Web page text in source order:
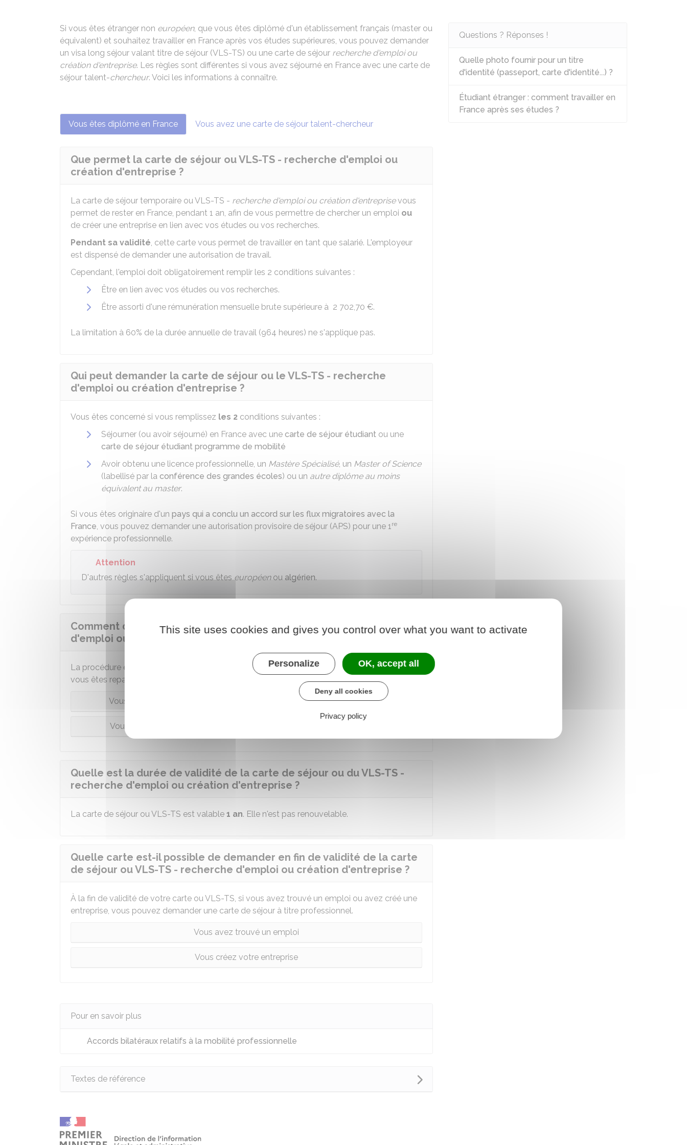
Si vous êtes étranger non européen, que vous êtes diplômé d'un établissement français (master ou
équivalent) et souhaitez travailler en France après vos études supérieures, vous pouvez demander
un visa long séjour valant titre de séjour (VLS-TS) ou une carte de séjour recherche d'emploi ou
création d'entreprise. Les règles sont différentes si vous avez séjourné en France avec une carte de
séjour talent-chercheur. Voici les informations à connaître.
Vous êtes diplômé en France Vous avez une carte de séjour talent-chercheur
Que permet la carte de séjour ou VLS-TS - recherche d'emploi ou
création d'entreprise ?
La carte de séjour temporaire ou VLS-TS - recherche d'emploi ou création d'entreprisevous
permet de rester en France, pendant 1 an, afin de vous permettre de chercher un emploi ou
de créer une entreprise en lien avec vos études ou vos recherches.
Pendant sa validité, cette carte vous permet de travailler en tant que salarié. L'employeur
est dispensé de demander une autorisation de travail.
Cependant, l'emploi doit obligatoirement remplir les 2 conditions suivantes :
Être en lien avec vos études ou vos recherches.
Être assorti d'une rémunération mensuelle brute supérieure à 2 702,70 €.
La limitation à 60% de la durée annuelle de travail (964 heures) ne s'applique pas.
Qui peut demander la carte de séjour ou le VLS-TS - recherche
d'emploi ou création d'entreprise ?
Vous êtes concerné si vous remplissez les 2 conditions suivantes :
Séjourner (ou avoir séjourné) en France avec une carte de séjour étudiant ou une
carte de séjour étudiant programme de mobilité
Avoir obtenu une licence professionnelle, un Mastère Spécialisé, un Master of Science
(labellisé par la conférence des grandes écoles) ou un autre diplôme au moins
équivalent au master.
Si vous êtes originaire d'un pays qui a conclu un accord sur les flux migratoires avec la
France, vous pouvez demander une autorisation provisoire de séjour (APS) pour une 1re
expérience professionnelle.
Attention
D'autres règles s'appliquent si vous êteseuropéenou algérien.
Comment demander la carte de séjour ou le VLS-TS - recherche
d'emploi ou création d'entreprise ?
La procédure est différente selon que vous venez d'obtenir votre diplôme en France ou que
vous êtes reparti à l'étranger après avoir obtenu votre diplôme en France :
Vous avez obtenu votre diplôme en France au cours des 12 derniers mois
Vous êtes reparti à l'étranger après avoir obtenu votre diplôme en France
Quelle est la durée de validité de la carte de séjour ou du VLS-TS -
recherche d'emploi ou création d'entreprise ?
La carte de séjour ou VLS-TS est valable 1 an. Elle n'est pas renouvelable.
Quelle carte est-il possible de demander en fin de validité de la carte
de séjour ou VLS-TS - recherche d'emploi ou création d'entreprise ?
À la fin de validité de votre carte ou VLS-TS, si vous avez trouvé un emploi ou avez créé une
entreprise, vous pouvez demander une carte de séjour à titre professionnel.
Vous avez trouvé un emploi
Vous créez votre entreprise
Pour en savoir plus
Accords bilatéraux relatifs à la mobilité professionnelle
Textes de référence
Questions ? Réponses !
Quelle photo fournir pour un titre
d'identité (passeport, carte d'identité...) ?
Étudiant étranger : comment travailler en
France après ses études ?
This site uses cookies and gives you control over what you want to activate
Personalize OK, accept all
Deny all cookies
Privacy policy